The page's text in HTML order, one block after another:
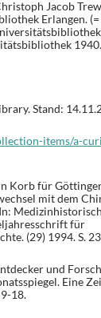
Jacob
Erlangen.
1940.
Stand:
items/a-
Korb für
mit dem
für
(29) 1994. S.
und
Eine
18.